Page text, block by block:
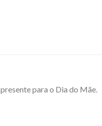
para o Dia do Mãe.